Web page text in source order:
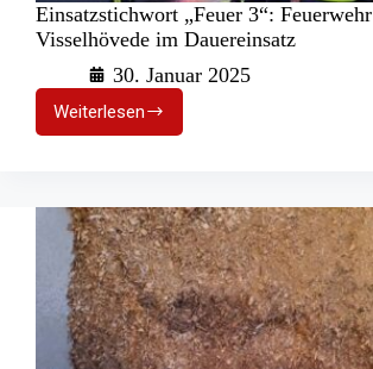
Einsatzstichwort „Feuer 3“: Feuerwehr
Visselhövede im Dauereinsatz
30. Januar 2025
WeiterlesenEinsatzstichwort
„Feuer
Visselhövede
im
Dauereinsatz